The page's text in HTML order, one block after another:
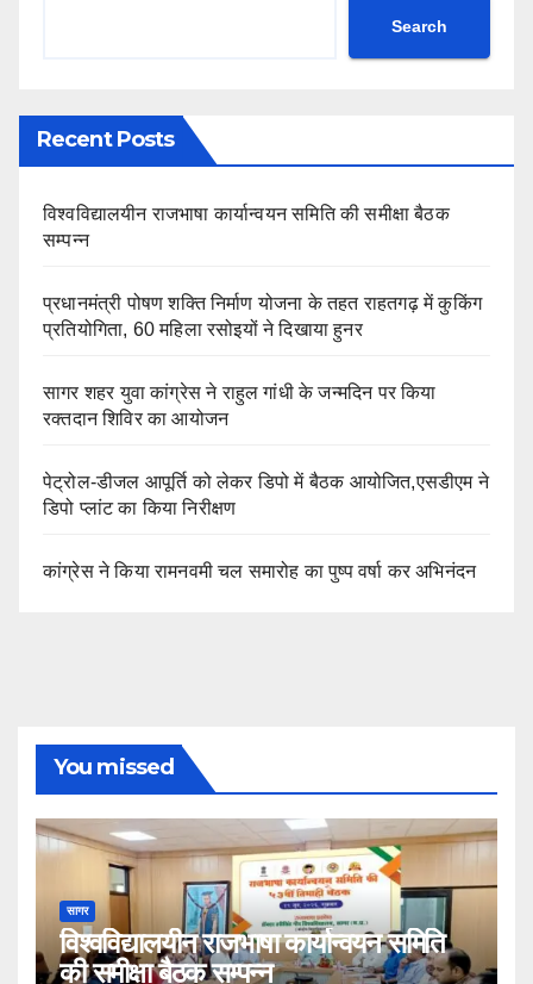
Search
Recent Posts
विश्वविद्यालयीन राजभाषा कार्यान्वयन समिति की समीक्षा बैठक
सम्पन्न
प्रधानमंत्री पोषण शक्ति निर्माण योजना के तहत राहतगढ़ में कुकिंग
प्रतियोगिता, 60 महिला रसोइयों ने दिखाया हुनर
सागर शहर युवा कांग्रेस ने राहुल गांधी के जन्मदिन पर किया
रक्तदान शिविर का आयोजन
पेट्रोल-डीजल आपूर्ति को लेकर डिपो में बैठक आयोजित,एसडीएम ने
डिपो प्लांट का किया निरीक्षण
कांग्रेस ने किया रामनवमी चल समारोह का पुष्प वर्षा कर अभिनंदन
You missed
सागर
विश्वविद्यालयीन राजभाषा कार्यान्वयन समिति
की समीक्षा बैठक सम्पन्न